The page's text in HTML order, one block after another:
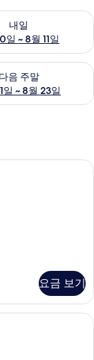
내일
일 ~ 8월 11일
여부 확인, 8월
일
다음 주말
일 ~ 8월 23일
가능 여부 확인
요금 보기